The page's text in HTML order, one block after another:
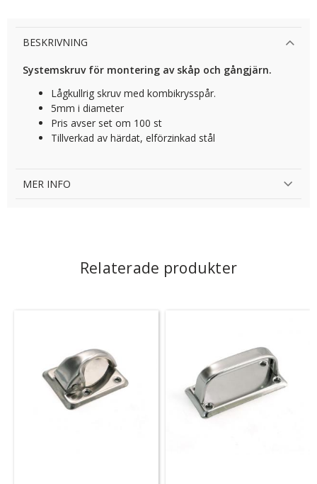
BESKRIVNING
Systemskruv för montering av skåp och gångjärn.
Lågkullrig skruv med kombikrysspår.
5mm i diameter
Pris avser set om 100 st
Tillverkad av härdat, elförzinkad stål
MER INFO
Relaterade produkter